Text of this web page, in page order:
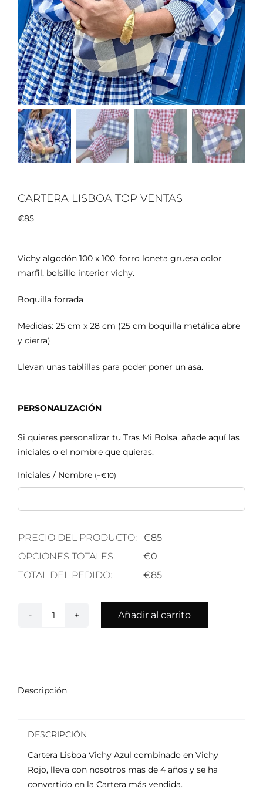
Cart. Lisboa
Cart. Comporta
Cart. Sintra
Cart. de Fiesta
Asas
MELEPAPELYTIJERA
Outlet
CARTERA LISBOA TOP VENTAS
€85
Vichy algodón 100 x 100, forro loneta gruesa color
marfil, bolsillo interior vichy.
Boquilla forrada
Medidas: 25 cm x 28 cm (25 cm boquilla metálica abre
y cierra)
Llevan unas tablillas para poder poner un asa.
PERSONALIZACIÓN
Si quieres personalizar tu Tras Mi Bolsa, añade aquí las
iniciales o el nombre que quieras.
Iniciales / Nombre (+€10)
PRECIO DEL PRODUCTO: €85
OPCIONES TOTALES:
€0
TOTAL DEL PEDIDO:
€85
Cartera
Añadir al carrito
Descripción
DESCRIPCIÓN
Cartera Lisboa Vichy Azul combinado en Vichy
Rojo, lleva con nosotros mas de 4 años y se ha
convertido en la Cartera más vendida.